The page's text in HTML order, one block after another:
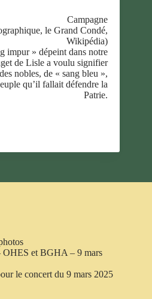
Campagne
le Grand Condé,
Wikipédia)
impur » dépeint dans notre
de Lisle a voulu signifier
nobles, de « sang bleu »,
qu’il fallait défendre la
Patrie.
OHES et BGHA – 9 mars
le concert du 9 mars 2025